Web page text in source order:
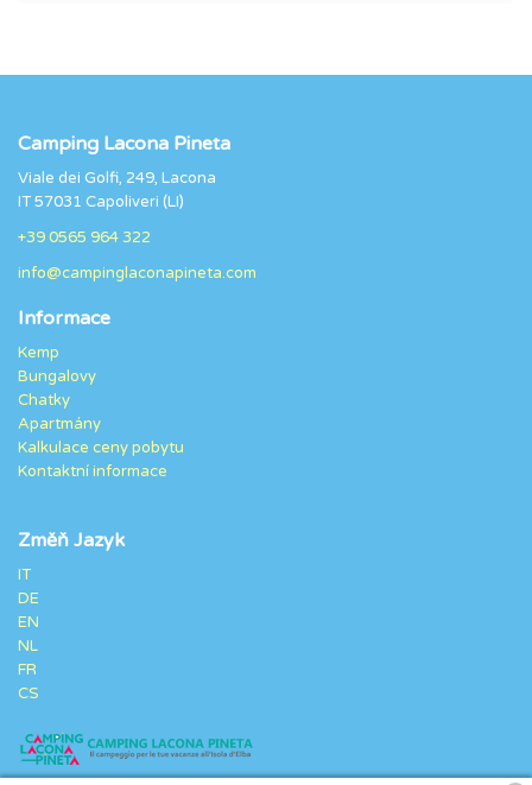
Camping Lacona Pineta
Viale dei Golfi, 249, Lacona
IT 57031 Capoliveri (LI)
+39 0565 964 322
info@campinglaconapineta.com
Informace
Kemp
Bungalovy
Chatky
Apartmány
Kalkulace ceny pobytu
Kontaktní informace
Změň Jazyk
IT
DE
EN
NL
FR
CS